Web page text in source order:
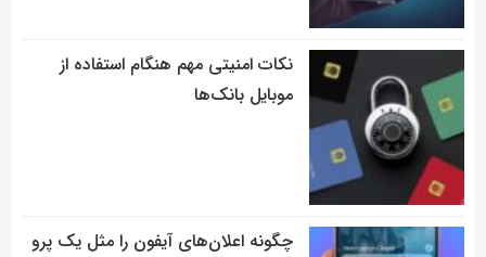
نکات امنیتی مهم هنگام استفاده از
موبایل بانک‌ها
چگونه اعلان‌های آیفون را مثل یک پرو